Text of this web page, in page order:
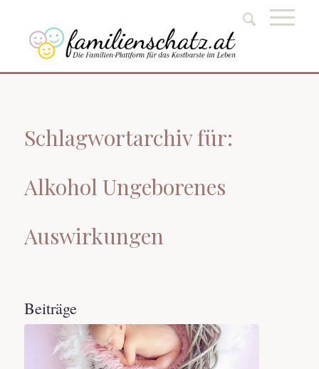
Schlagwortarchiv für:
Alkohol Ungeborenes
Auswirkungen
Beiträge